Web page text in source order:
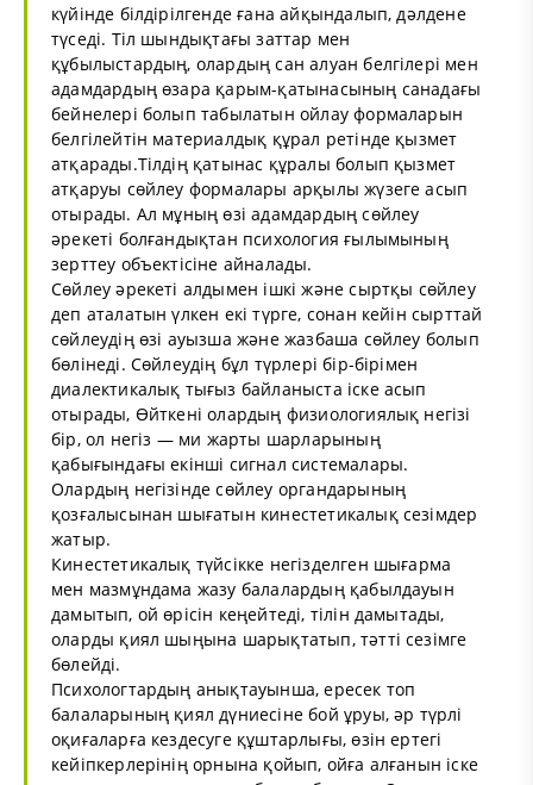
күйінде білдірілгенде ғана айқындалып, дәлдене
түседі. Тіл шындықтағы заттар мен
құбылыстардың, олардың сан алуан белгілері мен
адамдардың өзара қарым-қатынасының санадағы
бейнелері болып табылатын ойлау формаларын
белгілейтін материалдық құрал ретінде қызмет
атқарады.Тілдің қатынас құралы болып қызмет
атқаруы сөйлеу формалары арқылы жүзеге асып
отырады. Ал мұның өзі адамдардың сөйлеу
әрекеті болғандықтан психология ғылымының
зерттеу объектісіне айналады.
Сөйлеу әрекеті алдымен ішкі және сыртқы сөйлеу
деп аталатын үлкен екі түрге, сонан кейін сырттай
сөйлеудің өзі ауызша және жазбаша сөйлеу болып
бөлінеді. Сөйлеудің бұл түрлері бір-бірімен
диалектикалық тығыз байланыста іске асып
отырады, Өйткені олардың физиологиялық негізі
бір, ол негіз — ми жарты шарларының
қабығындағы екінші сигнал системалары.
Олардың негізінде сөйлеу органдарының
қозғалысынан шығатын кинестетикалық сезімдер
жатыр.
Кинестетикалық түйсікке негізделген шығарма
мен мазмұндама жазу балалардың қабылдауын
дамытып, ой өрісін кеңейтеді, тілін дамытады,
оларды қиял шыңына шарықтатып, тәтті сезімге
бөлейді.
Психологтардың анықтауынша, ересек топ
балаларының қиял дүниесіне бой ұруы, әр түрлі
оқиғаларға кездесуге құштарлығы, өзін ертегі
кейіпкерлерінің орнына қойып, ойға алғанын іске